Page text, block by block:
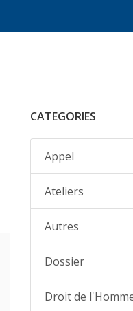
CATEGORIES
Appel
Ateliers
Autres
Dossier
Droit de